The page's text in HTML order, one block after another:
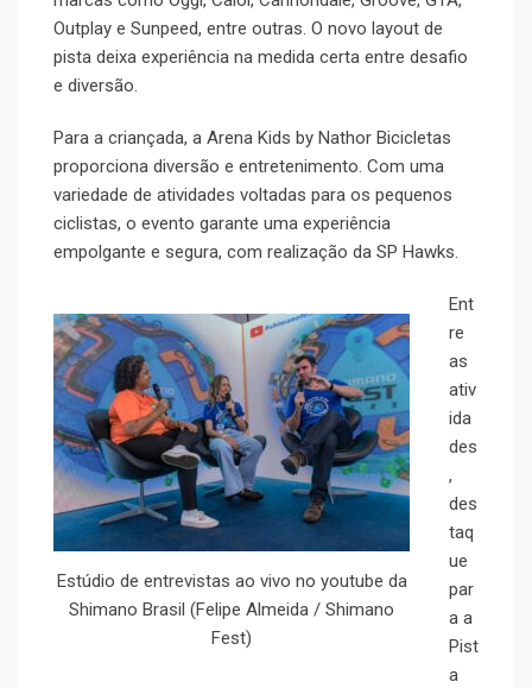
Outplay e Sunpeed, entre outras. O novo layout de
pista deixa experiência na medida certa entre desafio
e diversão.
Para a criançada, a Arena Kids by Nathor Bicicletas
proporciona diversão e entretenimento. Com uma
variedade de atividades voltadas para os pequenos
ciclistas, o evento garante uma experiência
empolgante e segura, com realização da SP Hawks.
Estúdio de entrevistas ao vivo no youtube da
Shimano Brasil (Felipe Almeida / Shimano
Fest)
Ent
re
as
ativ
ida
des
,
des
taq
ue
par
a a
Pist
a